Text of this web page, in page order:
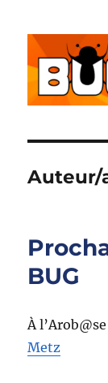
BUG
À
Metz